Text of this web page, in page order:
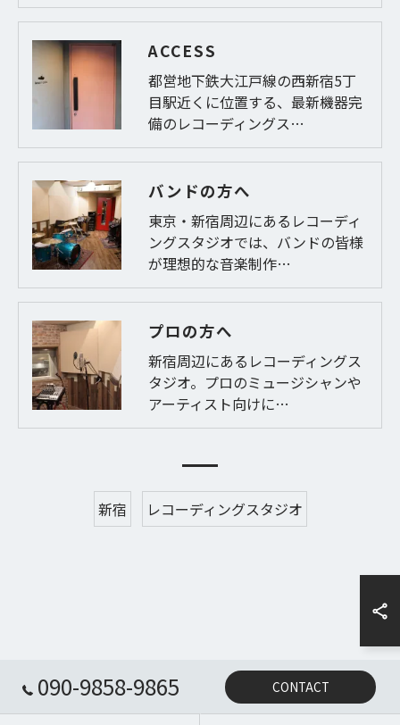
ACCESS
都営地下鉄大江戸線の西新宿5丁
目駅近くに位置する、最新機器完
備のレコーディングス…
バンドの方へ
東京・新宿周辺にあるレコーディ
ングスタジオでは、バンドの皆様
が理想的な音楽制作…
プロの方へ
新宿周辺にあるレコーディングス
タジオ。プロのミュージシャンや
アーティスト向けに…
新宿 レコーディングスタジオ
090-9858-9865 CONTACT